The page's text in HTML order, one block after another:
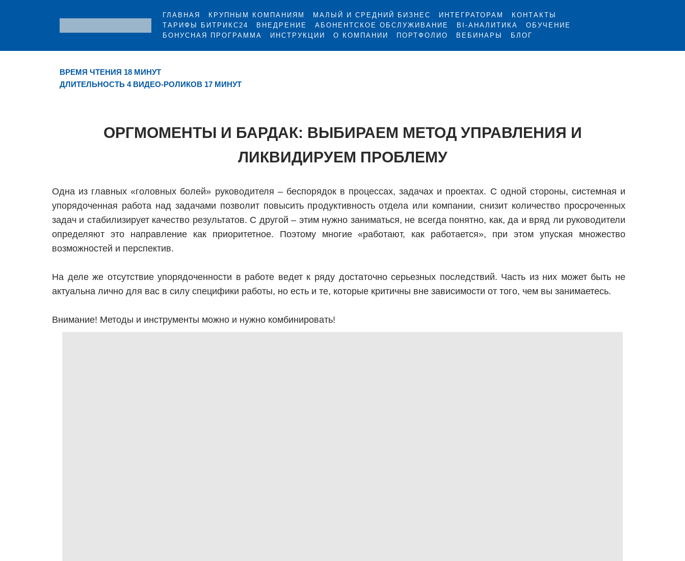
ГЛАВНАЯ КРУПНЫМ КОМПАНИЯМ МАЛЫЙ И СРЕДНИЙ БИЗНЕС ИНТЕГРАТОРАМ
КОНТАКТЫ
ТАРИФЫ БИТРИКС24
ВНЕДРЕНИЕ АБОНЕНТСКОЕ ОБСЛУЖИВАНИЕ BI-АНАЛИТИКА
ОБУЧЕНИЕ
БОНУСНАЯ ПРОГРАММА
ИНСТРУКЦИИ О КОМПАНИИ ПОРТФОЛИО ВЕБИНАРЫ БЛОГ
ВРЕМЯ ЧТЕНИЯ 18 МИНУТ
ДЛИТЕЛЬНОСТЬ 4 ВИДЕО-РОЛИКОВ 17 МИНУТ
ОРГМОМЕНТЫ И БАРДАК: ВЫБИРАЕМ МЕТОД УПРАВЛЕНИЯ И
ЛИКВИДИРУЕМ ПРОБЛЕМУ
Одна из главных «головных болей» руководителя – беспорядок в процессах, задачах и проектах. С одной стороны, системная и
упорядоченная работа над задачами позволит повысить продуктивность отдела или компании, снизит количество просроченных
задач и стабилизирует качество результатов. С другой – этим нужно заниматься, не всегда понятно, как, да и вряд ли руководители
определяют это направление как приоритетное. Поэтому многие «работают, как работается», при этом упуская множество
возможностей и перспектив.
На деле же отсутствие упорядоченности в работе ведет к ряду достаточно серьезных последствий. Часть из них может быть не
актуальна лично для вас в силу специфики работы, но есть и те, которые критичны вне зависимости от того, чем вы занимаетесь.
Внимание! Методы и инструменты можно и нужно комбинировать!